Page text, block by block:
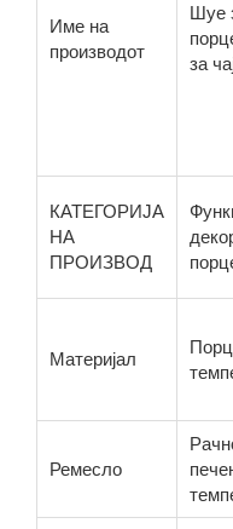
Име на
производот
Шуе
за
КАТЕГОРИЈА
НА
ПРОИЗВОД
Материјал
Ремесло